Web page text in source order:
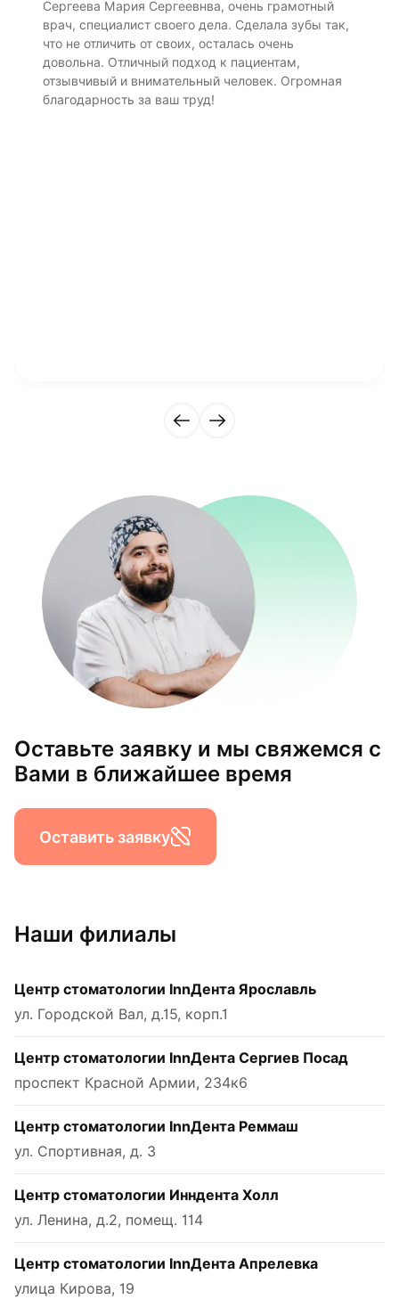
Сергеева Мария Сергеевнва, очень грамотный
врач, специалист своего дела. Сделала зубы так,
что не отличить от своих, осталась очень
довольна. Отличный подход к пациентам,
отзывчивый и внимательный человек. Огромная
благодарность за ваш труд!
Оставьте заявку и мы свяжемся с
Вами в ближайшее время
Оставить заявку
Наши филиалы
Центр стоматологии InnДента Ярославль
ул. Городской Вал, д.15, корп.1
Центр стоматологии InnДента Сергиев Посад
проспект Красной Армии, 234к6
Центр стоматологии InnДента Реммаш
ул. Спортивная, д. 3
Центр стоматологии Инндента Холл
ул. Ленина, д.2, помещ. 114
Центр стоматологии InnДента Апрелевка
улица Кирова, 19